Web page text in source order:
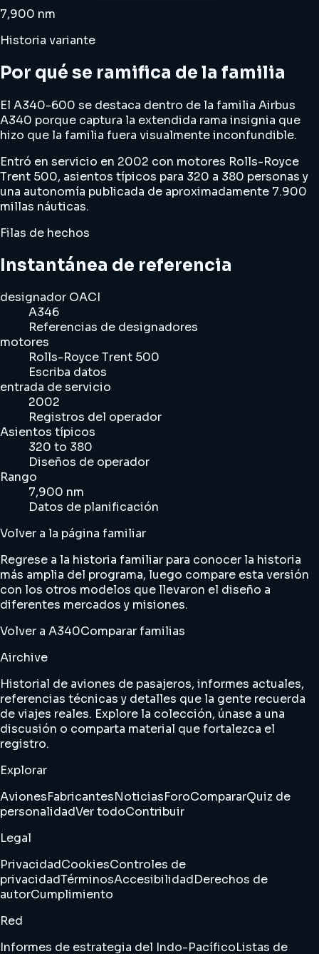
7,900 nm
Historia variante
Por qué se ramifica de la familia
El A340-600 se destaca dentro de la familia Airbus
A340 porque captura la extendida rama insignia que
hizo que la familia fuera visualmente inconfundible.
Entró en servicio en 2002 con motores Rolls-Royce
Trent 500, asientos típicos para 320 a 380 personas y
una autonomía publicada de aproximadamente 7.900
millas náuticas.
Filas de hechos
Instantánea de referencia
designador OACI
A346
Referencias de designadores
motores
Rolls-Royce Trent 500
Escriba datos
entrada de servicio
2002
Registros del operador
Asientos típicos
320 to 380
Diseños de operador
Rango
7,900 nm
Datos de planificación
Volver a la página familiar
Regrese a la historia familiar para conocer la historia
más amplia del programa, luego compare esta versión
con los otros modelos que llevaron el diseño a
diferentes mercados y misiones.
Volver a A340Comparar familias
Airchive
Historial de aviones de pasajeros, informes actuales,
referencias técnicas y detalles que la gente recuerda
de viajes reales. Explore la colección, únase a una
discusión o comparta material que fortalezca el
registro.
Explorar
AvionesFabricantesNoticiasForoCompararQuiz de
personalidadVer todoContribuir
Legal
PrivacidadCookiesControles de
privacidadTérminosAccesibilidadDerechos de
autorCumplimiento
Red
Informes de estrategia del Indo-PacíficoListas de